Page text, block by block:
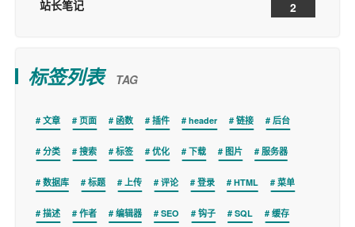
站长笔记 2
标签列表 TAG
文章 页面 函数 插件 header 链接 后台
分类 搜索 标签 优化 下载 图片 服务器
数据库 标题 上传 评论 登录 HTML 菜单
描述 作者 编辑器 SEO 钩子 SQL 缓存